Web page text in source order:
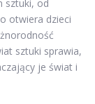
sztuki, od
otwiera dzieci
sztuki sprawia,
je świat i